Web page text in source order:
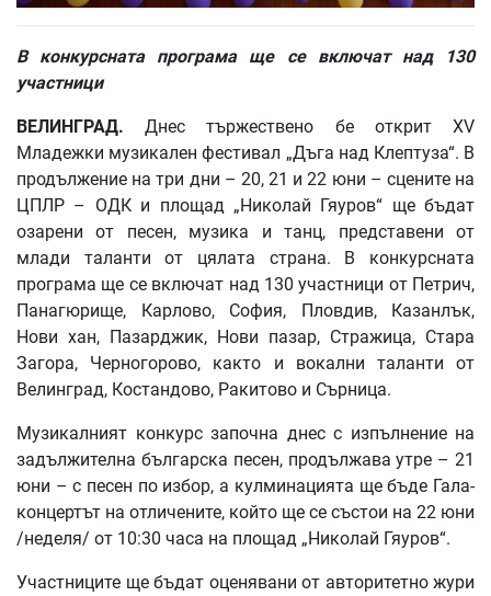
В конкурсната програма ще се включат над 130
участници
ВЕЛИНГРАД.Днес тържествено бе открит XV
Младежки музикален фестивал „Дъга над Клептуза“. В
продължение на три дни – 20, 21 и 22 юни – сцените на
ЦПЛР – ОДК и площад „Николай Гяуров“ ще бъдат
озарени от песен, музика и танц, представени от
млади таланти от цялата страна. В конкурсната
програма ще се включат над 130 участници от Петрич,
Панагюрище, Карлово, София, Пловдив, Казанлък,
Нови хан, Пазарджик, Нови пазар, Стражица, Стара
Загора, Черногорово, както и вокални таланти от
Велинград, Костандово, Ракитово и Сърница.
Музикалният конкурс започна днес с изпълнение на
задължителна българска песен, продължава утре – 21
юни – с песен по избор, а кулминацията ще бъде Гала-
концертът на отличените, който ще се състои на 22 юни
/неделя/ от 10:30 часа на площад „Николай Гяуров“.
Участниците ще бъдат оценявани от авторитетно жури